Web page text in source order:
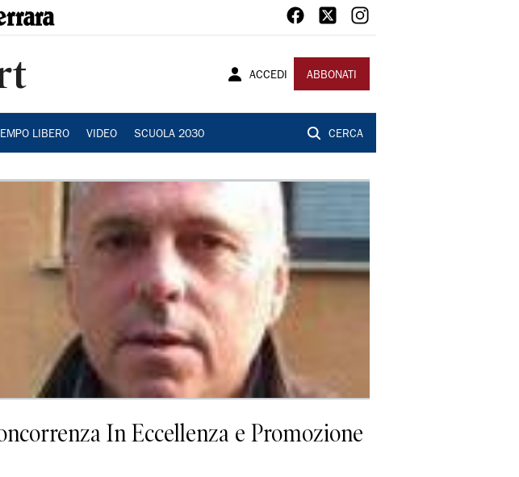
ACCEDI ABBONATI
LIBERO VIDEO SCUOLA 2030 CERCA
In Eccellenza e Promozione